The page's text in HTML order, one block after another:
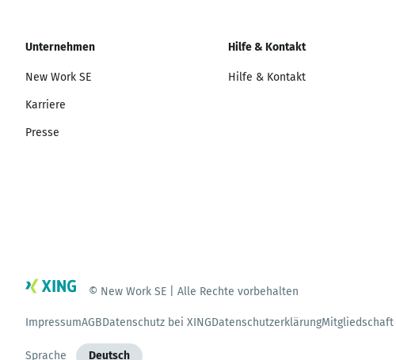
Unternehmen
New Work SE
Karriere
Presse
Hilfe & Kontakt
Hilfe & Kontakt
© New Work SE | Alle Rechte vorbehalten
ImpressumAGBDatenschutz bei XINGDatenschutzerklärungMitgliedschaft
Sprache Deutsch